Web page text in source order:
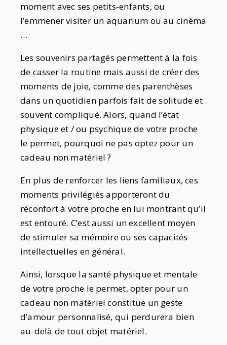
moment avec ses petits-enfants, ou
l’emmener visiter un aquarium ou au cinéma
…
Les souvenirs partagés permettent à la fois
de casser la routine mais aussi de créer des
moments de joie, comme des parenthèses
dans un quotidien parfois fait de solitude et
souvent compliqué. Alors, quand l’état
physique et / ou psychique de votre proche
le permet, pourquoi ne pas optez pour un
cadeau non matériel ?
En plus de renforcer les liens familiaux, ces
moments privilégiés apporteront du
réconfort à votre proche en lui montrant qu’il
est entouré. C’est aussi un excellent moyen
de stimuler sa mémoire ou ses capacités
intellectuelles en général.
Ainsi, lorsque la santé physique et mentale
de votre proche le permet, opter pour un
cadeau non matériel constitue un geste
d’amour personnalisé, qui perdurera bien
au-delà de tout objet matériel.